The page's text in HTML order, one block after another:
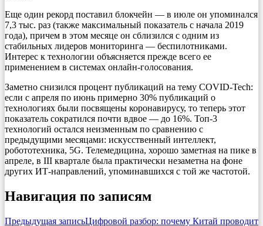
Еще один рекорд поставил блокчейн — в июле он упоминался
7,3 тыс. раз (также максимальный показатель с начала 2019
года), причем в этом месяце он сблизился с одним из
стабильных лидеров мониторинга — беспилотниками.
Интерес к технологии объясняется прежде всего ее
применением в системах онлайн-голосования.
Заметно снизился процент публикаций на тему COVID-Tech:
если с апреля по июнь примерно 30% публикаций о
технологиях были посвящены коронавирусу, то теперь этот
показатель сократился почти вдвое — до 16%. Топ-3
технологий остался неизменным по сравнению с
предыдущими месяцами: искусственный интеллект,
робототехника, 5G. Телемедицина, хорошо заметная на пике в
апреле, в III квартале была практически незаметна на фоне
других ИТ-направлений, упоминавшихся с той же частотой.
Навигация по записям
Предыдущая записьЦифровой разбор: почему Китай проводит